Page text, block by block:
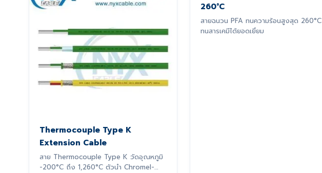
Thermocouple Type K
Extension Cable
สาย Thermocouple Type K วัดอุณหภูมิ
-200°C ถึง 1,260°C ตัวนำ Chromel-
260°C
สายฉนวน PFA ทนความร้อนสูงสุด 260°C
ทนสารเคมีได้ยอดเยี่ยม